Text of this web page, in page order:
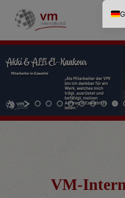
VM-